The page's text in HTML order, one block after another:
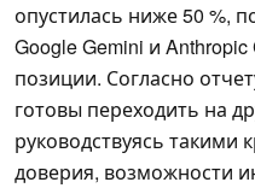
опустилась ниже 50 %,
Google Gemini и
позиции. Согласно
готовы переходить на
руководствуясь такими
доверия, возможности